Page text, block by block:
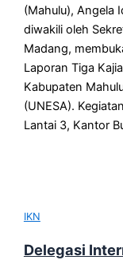
(Mahulu), Angela
diwakili oleh
Madang,
Laporan Tiga
Kabupaten
(UNESA).
Lantai 3, Kantor
IKN
Delegasi